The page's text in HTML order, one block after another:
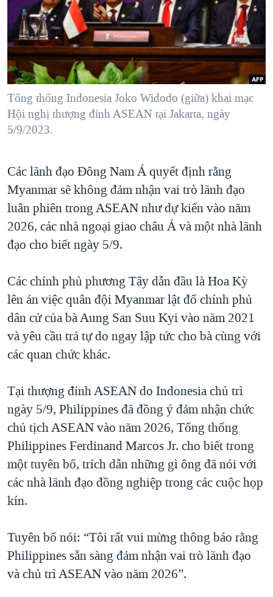
"Tìm"NGƯỜI VIỆT HẢI NGOẠI
ĐỜI SỐNG
KINH TẾ
KHOA HỌC
SỨC KHOẺ
VĂN HOÁ
GIÁO DỤC
TẠI
HÀNH TRÌNH BẦU CỬ 2024
MỘT NĂM CHIẾN TRANH TẠI DẢI GAZA
GIẢI MÃ VÀNH ĐAI & CON ĐƯỜNG
TRỊNH VĨNH BÌNH - NGƯỜI HẠ 'BÊN THẮNG CUỘC'
GROUND ZERO – XƯA VÀ NAY
CÁC GIÁ TRỊ CỘNG HÒA Ở VIỆT NAM
TRỊNH VĨNH BÌNH VS. CHÍNH PHỦ VIỆT NAM
NGƯ DÂN VIỆT VÀ LÀN SÓNG TRỘM HẢI SÂM
QUAN HỆ VIỆT MỸ
VIDEO
NGHE
MẠNG XÃ HỘI
Ngôn ngữ khác
Tổng thống Indonesia Joko Widodo (giữa) khai mạc
Hội nghị thượng đỉnh ASEAN tại Jakarta, ngày
5/9/2023.
Các lãnh đạo Đông Nam Á quyết định rằng
Myanmar sẽ không đảm nhận vai trò lãnh đạo
luân phiên trong ASEAN như dự kiến vào năm
2026, các nhà ngoại giao châu Á và một nhà lãnh
đạo cho biết ngày 5/9.
Các chính phủ phương Tây dẫn đầu là Hoa Kỳ
lên án việc quân đội Myanmar lật đổ chính phủ
dân cử của bà Aung San Suu Kyi vào năm 2021
và yêu cầu trả tự do ngay lập tức cho bà cùng với
các quan chức khác.
Tại thượng đỉnh ASEAN do Indonesia chủ trì
ngày 5/9, Philippines đã đồng ý đảm nhận chức
chủ tịch ASEAN vào năm 2026, Tổng thống
Philippines Ferdinand Marcos Jr. cho biết trong
một tuyên bố, trích dẫn những gì ông đã nói với
các nhà lãnh đạo đồng nghiệp trong các cuộc họp
kín.
Tuyên bố nói: “Tôi rất vui mừng thông báo rằng
Philippines sẵn sàng đảm nhận vai trò lãnh đạo
và chủ trì ASEAN vào năm 2026”.